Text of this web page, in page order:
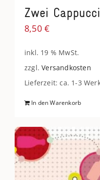
Zwei
8,50 €
inkl. 19 % MwSt.
zzgl.Versandkosten
Lieferzeit: ca. 1-3
In den Warenkorb